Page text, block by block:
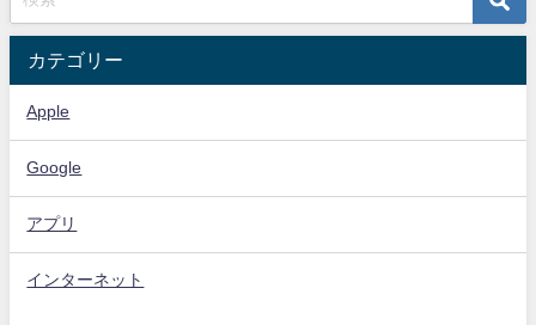
カテゴリー
Apple
Google
アプリ
インターネット